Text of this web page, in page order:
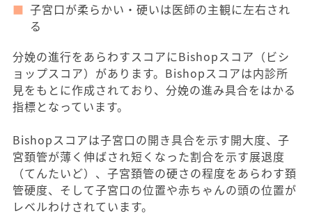
子宮口が柔らかい・硬いは医師の主観に左右され
る
分娩の進行をあらわすスコアにBishopスコア（ビシ
ョップスコア）があります。Bishopスコアは内診所
見をもとに作成されており、分娩の進み具合をはかる
指標となっています。
Bishopスコアは子宮口の開き具合を示す開大度、子
宮頚管が薄く伸ばされ短くなった割合を示す展退度
（てんたいど）、子宮頚管の硬さの程度をあらわす頚
管硬度、そして子宮口の位置や赤ちゃんの頭の位置が
レベルわけされています。